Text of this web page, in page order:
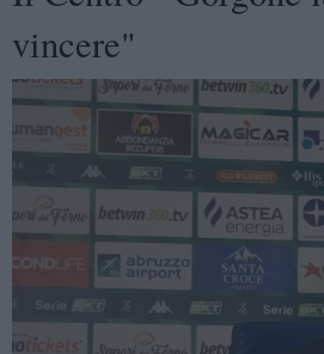
vincere"